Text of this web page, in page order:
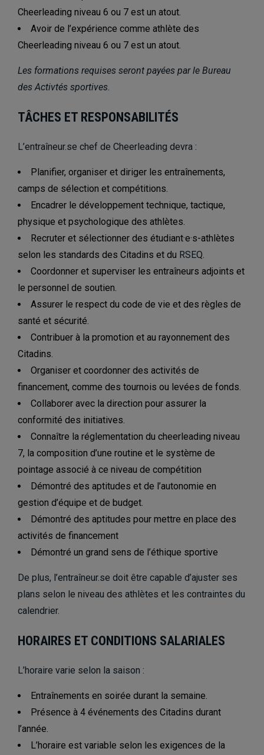
Cheerleading niveau 6 ou 7 est un atout.
Avoir de l’expérience comme athlète des
Cheerleading niveau 6 ou 7 est un atout.
Les formations requises seront payées par le Bureau
des Activtés sportives.
TÂCHES ET RESPONSABILITÉS
L’entraîneur.se chef de Cheerleading devra :
Planifier, organiser et diriger les entraînements,
camps de sélection et compétitions.
Encadrer le développement technique, tactique,
physique et psychologique des athlètes.
Recruter et sélectionner des étudiant·e·s-athlètes
selon les standards des Citadins et du RSEQ.
Coordonner et superviser les entraîneurs adjoints et
le personnel de soutien.
Assurer le respect du code de vie et des règles de
santé et sécurité.
Contribuer à la promotion et au rayonnement des
Citadins.
Organiser et coordonner des activités de
financement, comme des tournois ou levées de fonds.
Collaborer avec la direction pour assurer la
conformité des initiatives.
Connaître la réglementation du cheerleading niveau
7, la composition d’une routine et le système de
pointage associé à ce niveau de compétition
Démontré des aptitudes et de l’autonomie en
gestion d’équipe et de budget.
Démontré des aptitudes pour mettre en place des
activités de financement
Démontré un grand sens de l’éthique sportive
De plus, l’entraîneur.se doit être capable d’ajuster ses
plans selon le niveau des athlètes et les contraintes du
calendrier.
HORAIRES ET CONDITIONS SALARIALES
L’horaire varie selon la saison :
Entraînements en soirée durant la semaine.
Présence à 4 événements des Citadins durant
l’année.
L’horaire est variable selon les exigences de la